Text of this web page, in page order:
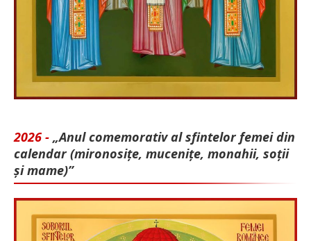
2026 - „Anul comemorativ al sfintelor femei din
calendar (mironosițe, mu­cenițe, monahii, soții
și mame)”